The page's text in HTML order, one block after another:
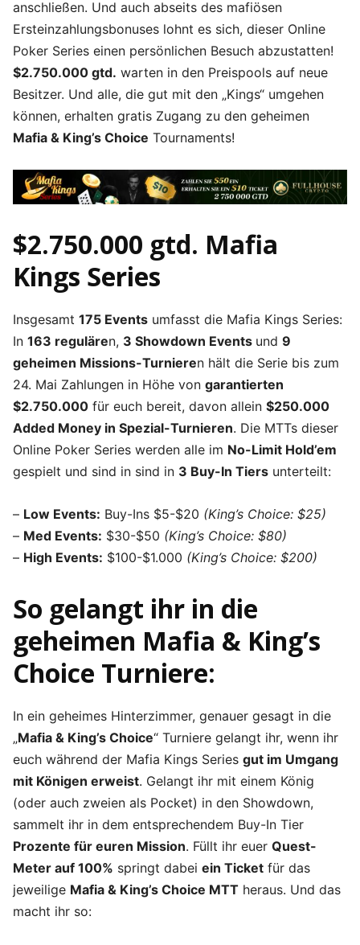
anschließen. Und auch abseits des mafiösen
Ersteinzahlungsbonuses lohnt es sich, dieser Online
Poker Series einen persönlichen Besuch abzustatten!
$2.750.000 gtd. warten in den Preispools auf neue
Besitzer. Und alle, die gut mit den „Kings“ umgehen
können, erhalten gratis Zugang zu den geheimen
Mafia & King’s Choice Tournaments!
$2.750.000 gtd. Mafia
Kings Series
Insgesamt 175 Events umfasst die Mafia Kings Series:
In 163 regulären, 3 Showdown Events und 9
geheimen Missions-Turnieren hält die Serie bis zum
24. Mai Zahlungen in Höhe von garantierten
$2.750.000 für euch bereit, davon allein $250.000
Added Money in Spezial-Turnieren. Die MTTs dieser
Online Poker Series werden alle im No-Limit Hold’em
gespielt und sind in sind in 3 Buy-In Tiers unterteilt:
– Low Events: Buy-Ins $5-$20 (King’s Choice: $25)
– Med Events: $30-$50 (King’s Choice: $80)
– High Events: $100-$1.000 (King’s Choice: $200)
So gelangt ihr in die
geheimen Mafia & King’s
Choice Turniere:
In ein geheimes Hinterzimmer, genauer gesagt in die
„Mafia & King’s Choice“ Turniere gelangt ihr, wenn ihr
euch während der Mafia Kings Series gut im Umgang
mit Königen erweist. Gelangt ihr mit einem König
(oder auch zweien als Pocket) in den Showdown,
sammelt ihr in dem entsprechendem Buy-In Tier
Prozente für euren Mission. Füllt ihr euer Quest-
Meter auf 100% springt dabei ein Ticket für das
jeweilige Mafia & King’s Choice MTT heraus. Und das
macht ihr so: